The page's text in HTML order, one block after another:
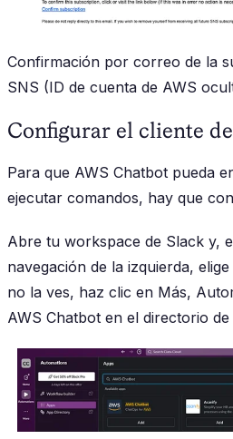
Confirmación por correo de la
SNS (ID de cuenta de AWS
Configurar el cliente
Para que AWS Chatbot pueda
ejecutar comandos, hay que
Abre tu workspace de Slack y,
navegación de la izquierda, elige
no la ves, haz clic en Más,
AWS Chatbot en el directorio de